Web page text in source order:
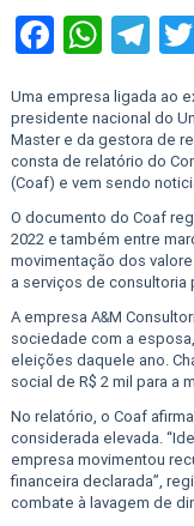
Uma empresa ligada ao
presidente nacional do
Master e da gestora de
consta de relatório do
(Coaf) e vem sendo
O documento do Coaf
2022 e também entre
movimentação dos
a serviços de
A empresa A&M
sociedade com a
eleições daquele ano.
social de R$ 2 mil para a
No relatório, o Coaf
considerada elevada.
empresa movimentou
financeira declarada”,
combate à lavagem de